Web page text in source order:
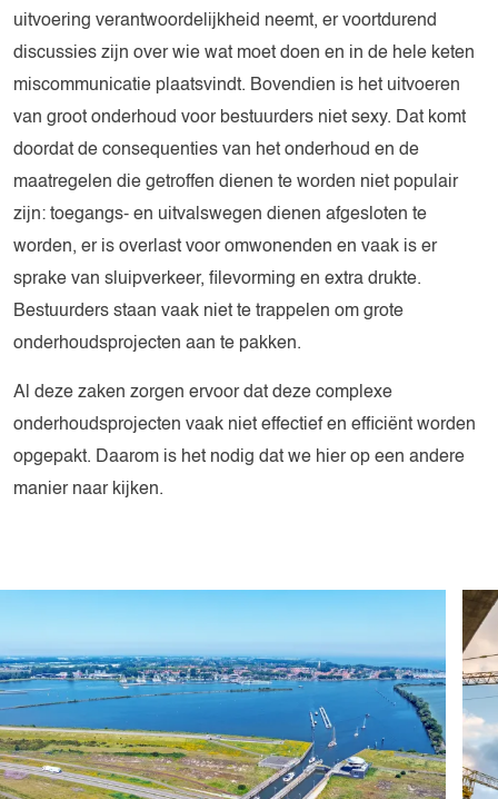
uitvoering verantwoordelijkheid neemt, er voortdurend
discussies zijn over wie wat moet doen en in de hele keten
miscommunicatie plaatsvindt. Bovendien is het uitvoeren
van groot onderhoud voor bestuurders niet sexy. Dat komt
doordat de consequenties van het onderhoud en de
maatregelen die getroffen dienen te worden niet populair
zijn: toegangs- en uitvalswegen dienen afgesloten te
worden, er is overlast voor omwonenden en vaak is er
sprake van sluipverkeer, filevorming en extra drukte.
Bestuurders staan vaak niet te trappelen om grote
onderhoudsprojecten aan te pakken.
Al deze zaken zorgen ervoor dat deze complexe
onderhoudsprojecten vaak niet effectief en efficiënt worden
opgepakt. Daarom is het nodig dat we hier op een andere
manier naar kijken.